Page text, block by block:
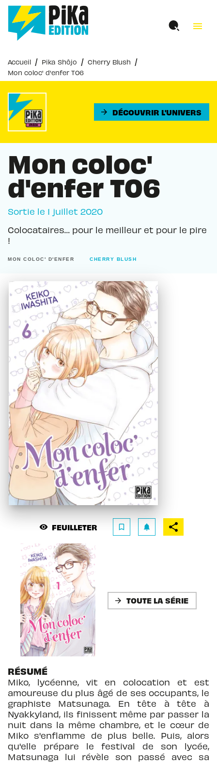
MENU RECHERCHE
PIED DE PAGE
menu
Accueil / Pika Shôjo / Cherry Blush /
Mon coloc' d'enfer T06
arrow_forward DÉCOUVRIR L'UNIVERS
Mon coloc'
d'enfer T06
Sortie le 1 juillet 2020
Colocataires… pour le meilleur et pour le pire
!
MON COLOC' D'ENFER CHERRY BLUSH
visibility FEUILLETER bookmark_border notifications
arrow_forward TOUTE LA SÉRIE
RÉSUMÉ
Miko, lycéenne, vit en colocation et est
amoureuse du plus âgé de ses occupants, le
graphiste Matsunaga. En tête à tête à
Nyakkyland, ils finissent même par passer la
nuit dans la même chambre, et le cœur de
Miko s'enflamme de plus belle. Puis, alors
qu'elle prépare le festival de son lycée,
Matsunaga lui révèle son passé avec sa